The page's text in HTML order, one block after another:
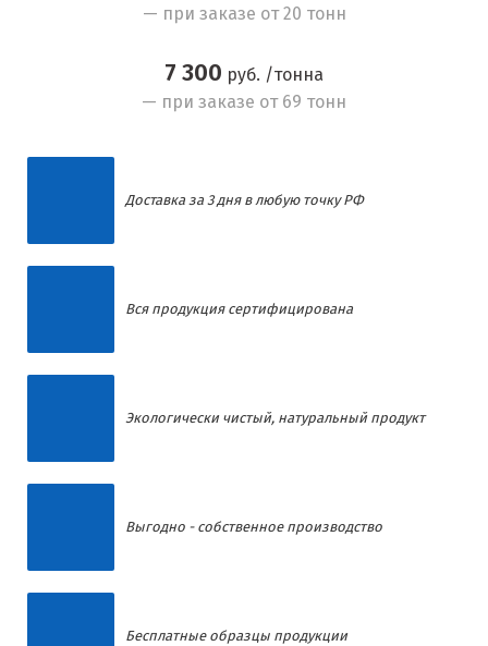
— при заказе от 20 тонн
7 300 руб. /тонна
— при заказе от 69 тонн
Доставка за 3 дня в любую точку РФ
Вся продукция сертифицирована
Экологически чистый, натуральный продукт
Выгодно - собственное производство
Бесплатные образцы продукции